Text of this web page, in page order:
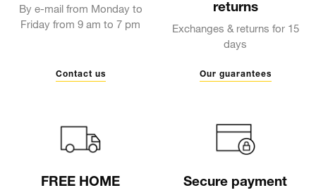
By e-mail from Monday to
Friday from 9 am to 7 pm
Contact us
returns
Exchanges & returns for 15
days
Our guarantees
FREE HOME
Secure payment